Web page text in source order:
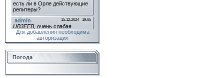
Для добавления необходима
авторизация
Погода